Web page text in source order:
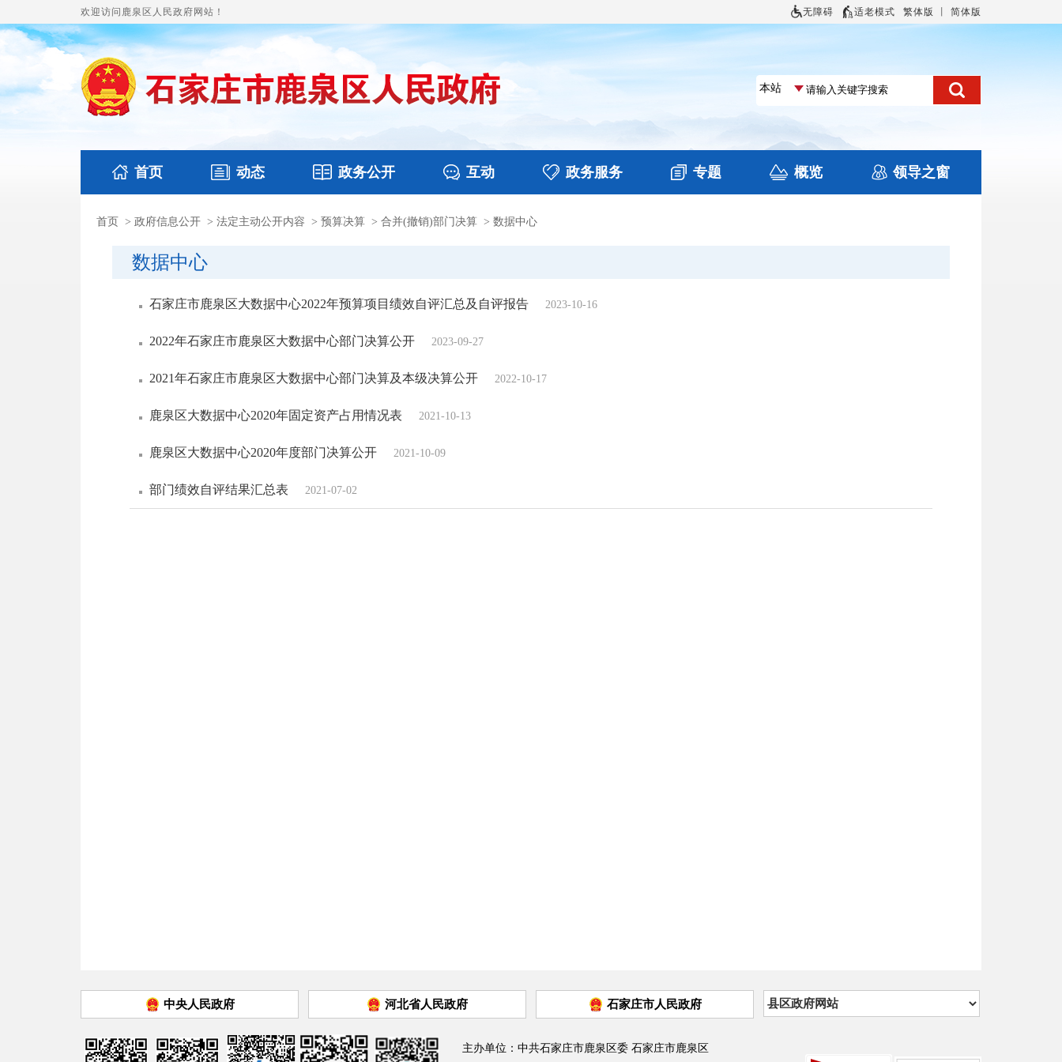
欢迎访问鹿泉区人民政府网站！ 无障碍 适老模式 繁体版 简体版
首页 动态
国务要闻 鹿泉要闻 图片新闻 视频播报
政务公开
本区文件 财政预决算
互动
政务咨询
政务服务 专题
涉企收费目录清单
概览 领导之窗
首页 > 政府信息公开 > 法定主动公开内容 > 预算决算 > 合并(撤销)部门决算 > 数据中心
数据中心
石家庄市鹿泉区大数据中心2022年预算项目绩效自评汇总及自评报告 2023-10-16
2022年石家庄市鹿泉区大数据中心部门决算公开 2023-09-27
2021年石家庄市鹿泉区大数据中心部门决算及本级决算公开 2022-10-17
鹿泉区大数据中心2020年固定资产占用情况表 2021-10-13
鹿泉区大数据中心2020年度部门决算公开 2021-10-09
部门绩效自评结果汇总表 2021-07-02